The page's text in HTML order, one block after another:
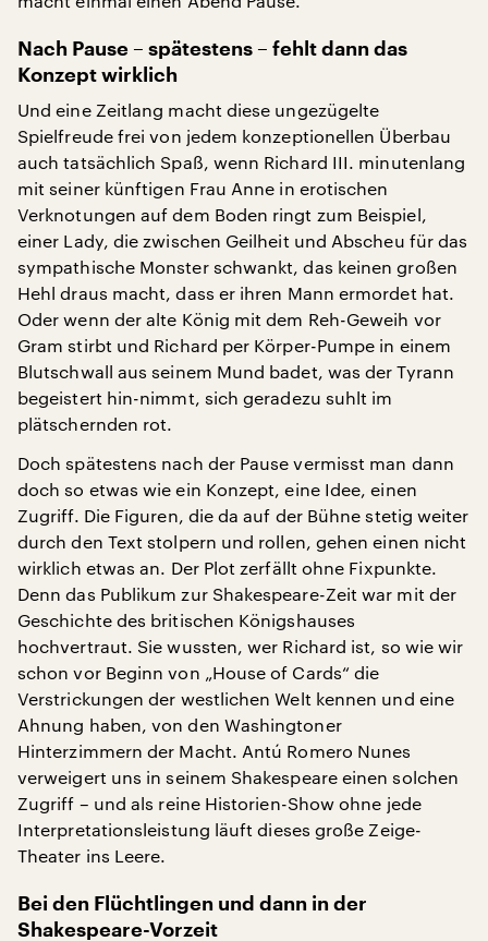
Nach Pause – spätestens – fehlt dann das
Konzept wirklich
Und eine Zeitlang macht diese ungezügelte
Spielfreude frei von jedem konzeptionellen Überbau
auch tatsächlich Spaß, wenn Richard III. minutenlang
mit seiner künftigen Frau Anne in erotischen
Verknotungen auf dem Boden ringt zum Beispiel,
einer Lady, die zwischen Geilheit und Abscheu für das
sympathische Monster schwankt, das keinen großen
Hehl draus macht, dass er ihren Mann ermordet hat.
Oder wenn der alte König mit dem Reh-Geweih vor
Gram stirbt und Richard per Körper-Pumpe in einem
Blutschwall aus seinem Mund badet, was der Tyrann
begeistert hin-nimmt, sich geradezu suhlt im
plätschernden rot.
Doch spätestens nach der Pause vermisst man dann
doch so etwas wie ein Konzept, eine Idee, einen
Zugriff. Die Figuren, die da auf der Bühne stetig weiter
durch den Text stolpern und rollen, gehen einen nicht
wirklich etwas an. Der Plot zerfällt ohne Fixpunkte.
Denn das Publikum zur Shakespeare-Zeit war mit der
Geschichte des britischen Königshauses
hochvertraut. Sie wussten, wer Richard ist, so wie wir
schon vor Beginn von „House of Cards“ die
Verstrickungen der westlichen Welt kennen und eine
Ahnung haben, von den Washingtoner
Hinterzimmern der Macht. Antú Romero Nunes
verweigert uns in seinem Shakespeare einen solchen
Zugriff – und als reine Historien-Show ohne jede
Interpretationsleistung läuft dieses große Zeige-
Theater ins Leere.
Bei den Flüchtlingen und dann in der
Shakespeare-Vorzeit